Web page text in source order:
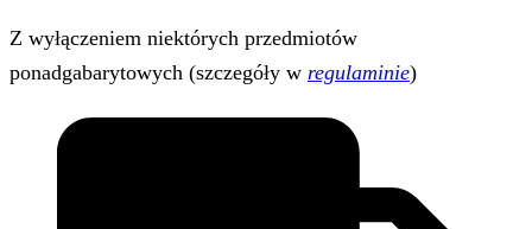
Z wyłączeniem niektórych przedmiotów
ponadgabarytowych (szczegóły w regulaminie)